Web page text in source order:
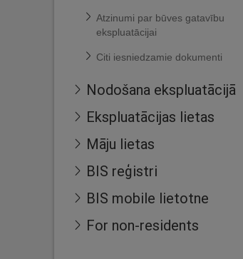
Atzinumi par būves gatavību
ekspluatācijai
Citi iesniedzamie dokumenti
Nodošana ekspluatācijā
Ekspluatācijas lietas
Māju lietas
BIS reģistri
BIS mobile lietotne
For non-residents